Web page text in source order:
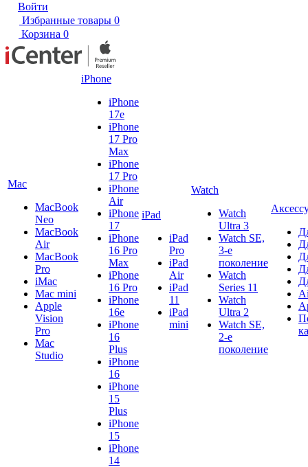
Войти
Избранные товары 0
Корзина 0
Mac
MacBook
Neo
MacBook
Air
MacBook
Pro
iMac
Mac mini
Apple
Vision
Pro
Mac
Studio
iPhone
iPhone
17e
iPhone
17 Pro
Max
iPhone
17 Pro
iPhone
Air
iPhone
17
iPhone
16 Pro
Max
iPhone
16 Pro
iPhone
16e
iPhone
16
Plus
iPhone
16
iPhone
15
Plus
iPhone
15
iPhone
14
iPad
iPad
Pro
iPad
Air
iPad
11
iPad
mini
Watch
Watch
Ultra 3
Watch SE,
3-е
поколение
Watch
Series 11
Watch
Ultra 2
Watch SE,
2-е
поколение